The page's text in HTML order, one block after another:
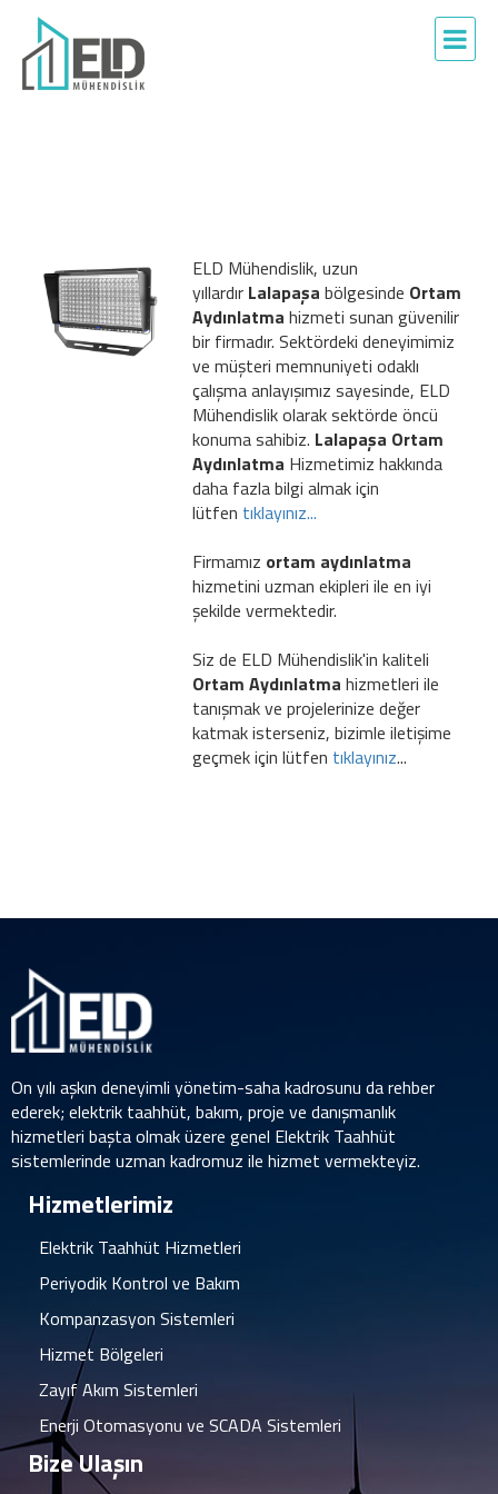
ELD Mühendislik, uzun
yıllardır Lalapaşa bölgesinde Ortam
Aydınlatma hizmeti sunan güvenilir
bir firmadır. Sektördeki deneyimimiz
ve müşteri memnuniyeti odaklı
çalışma anlayışımız sayesinde, ELD
Mühendislik olarak sektörde öncü
konuma sahibiz. Lalapaşa Ortam
Aydınlatma Hizmetimiz hakkında
daha fazla bilgi almak için
lütfen tıklayınız...
Firmamız ortam aydınlatma
hizmetini uzman ekipleri ile en iyi
şekilde vermektedir.
Siz de ELD Mühendislik'in kaliteli
Ortam Aydınlatma hizmetleri ile
tanışmak ve projelerinize değer
katmak isterseniz, bizimle iletişime
geçmek için lütfen tıklayınız...
On yılı aşkın deneyimli yönetim-saha kadrosunu da rehber
ederek; elektrik taahhüt, bakım, proje ve danışmanlık
hizmetleri başta olmak üzere genel Elektrik Taahhüt
sistemlerinde uzman kadromuz ile hizmet vermekteyiz.
Hizmetlerimiz
Elektrik Taahhüt Hizmetleri
Periyodik Kontrol ve Bakım
Kompanzasyon Sistemleri
Hizmet Bölgeleri
Zayıf Akım Sistemleri
Enerji Otomasyonu ve SCADA Sistemleri
Bize Ulaşın